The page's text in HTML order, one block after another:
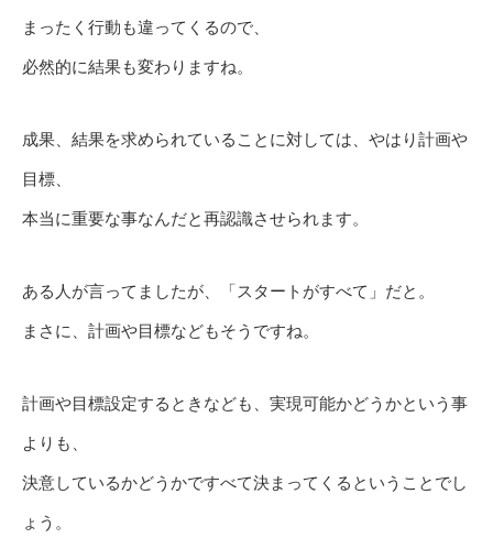
まったく行動も違ってくるので、
必然的に結果も変わりますね。
成果、結果を求められていることに対しては、やはり計画や
目標、
本当に重要な事なんだと再認識させられます。
ある人が言ってましたが、「スタートがすべて」だと。
まさに、計画や目標などもそうですね。
計画や目標設定するときなども、実現可能かどうかという事
よりも、
決意しているかどうかですべて決まってくるということでし
ょう。